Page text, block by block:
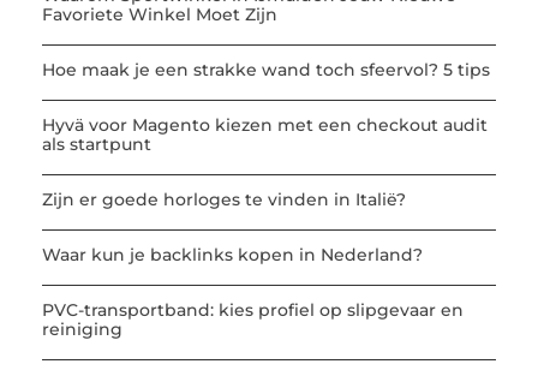
Favoriete Winkel Moet Zijn
Hoe maak je een strakke wand toch sfeervol? 5 tips
Hyvä voor Magento kiezen met een checkout audit
als startpunt
Zijn er goede horloges te vinden in Italië?
Waar kun je backlinks kopen in Nederland?
PVC-transportband: kies profiel op slipgevaar en
reiniging